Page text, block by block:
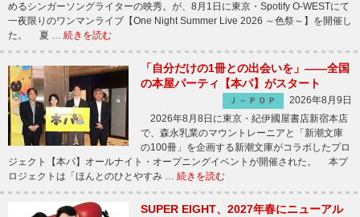
めるシンガーソングライターの映秀。が、8月1日に東京・Spotify O-WESTにて
一夜限りのワンマンライブ【One Night Summer Live 2026 ～色祭～】を開催し
た。 夏 … 続きを読む
「自分だけの1冊との出会いを」――全国
の本屋パーティ【本パ】がスタート
Ｊ－ＰＯＰ
2026年8月9日
2026年8月8日に東京・紀伊國屋書店新宿本店
で、森永乳業のマウントレーニアと「新潮文庫
の100冊」を企画する新潮文庫がコラボしたプロ
ジェクト【本パ】オールナイト・オープニングイベントが開催された。 本プ
ロジェクトは「ほんとのひとやすみ … 続きを読む
SUPER EIGHT、2027年春にニューアル